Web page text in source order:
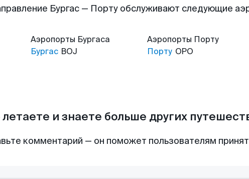
Бургас — Порту обслуживают следующие
Аэропорты Бургаса
Бургас BOJ
Аэропорты Порту
Порту OPO
летаете и знаете больше других
комментарий — он поможет пользователям